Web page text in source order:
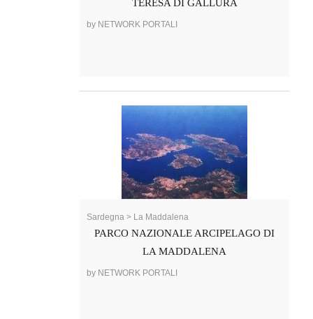
TERESA DI GALLURA
by NETWORK PORTALI
Sardegna > La Maddalena
PARCO NAZIONALE ARCIPELAGO DI
LA MADDALENA
by NETWORK PORTALI